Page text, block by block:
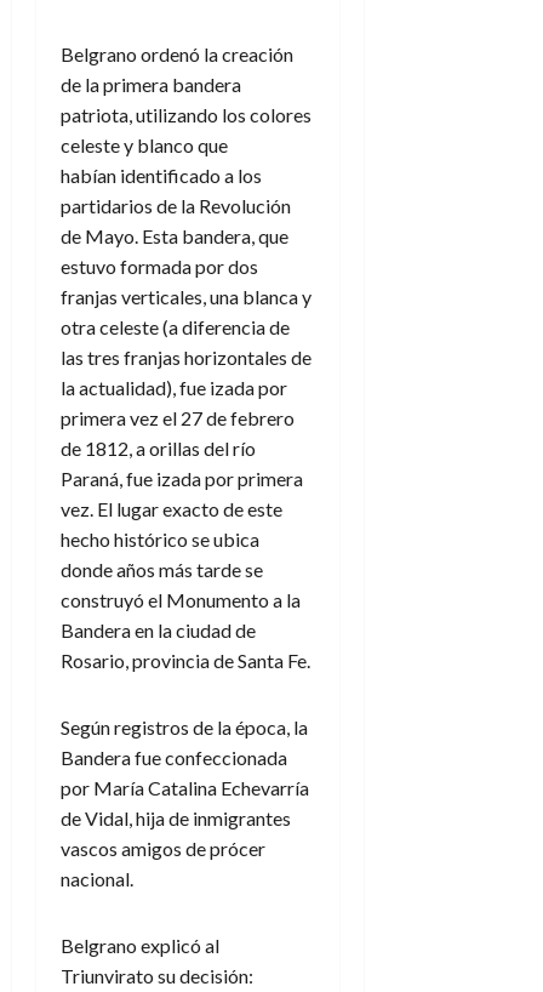
Belgrano ordenó la creación
de la primera bandera
patriota, utilizando los colores
celeste y blanco que
habían identificado a los
partidarios de la Revolución
de Mayo. Esta bandera, que
estuvo formada por dos
franjas verticales, una blanca y
otra celeste (a diferencia de
las tres franjas horizontales de
la actualidad), fue izada por
primera vez el 27 de febrero
de 1812, a orillas del río
Paraná, fue izada por primera
vez. El lugar exacto de este
hecho histórico se ubica
donde años más tarde se
construyó el Monumento a la
Bandera en la ciudad de
Rosario, provincia de Santa Fe.
Según registros de la época, la
Bandera fue confeccionada
por María Catalina Echevarría
de Vidal, hija de inmigrantes
vascos amigos de prócer
nacional.
Belgrano explicó al
Triunvirato su decisión: